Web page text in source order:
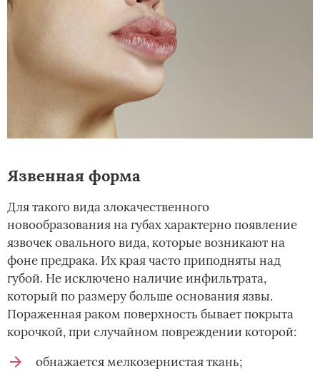
Язвенная форма
Для такого вида злокачественного
новообразования на губах характерно появление
язвочек овального вида, которые возникают на
фоне предрака. Их края часто приподняты над
губой. Не исключено наличие инфильтрата,
который по размеру больше основания язвы.
Пораженная раком поверхность бывает покрыта
корочкой, при случайном повреждении которой:
обнажается мелкозернистая ткань;